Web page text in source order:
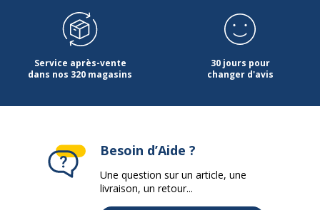
Service après-vente
dans nos 320 magasins
30 jours pour
changer d'avis
Besoin d’Aide ?
Une question sur un article, une
livraison, un retour...